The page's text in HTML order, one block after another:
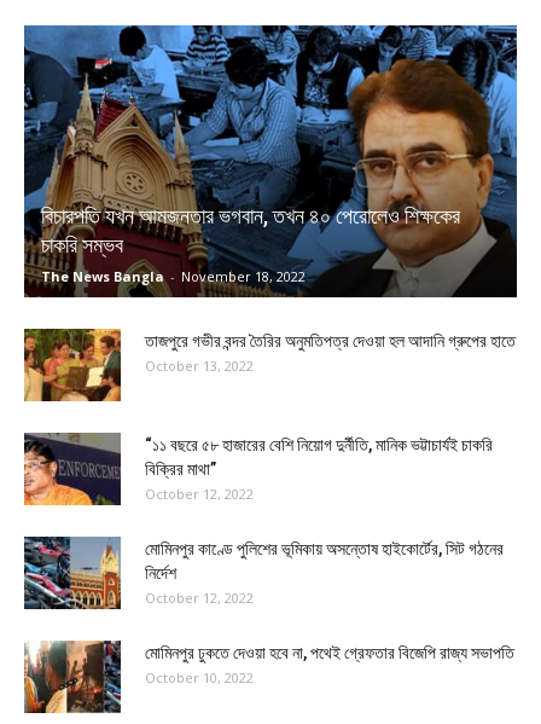
বিচারপতি যখন আমজনতার ভগবান, তখন ৪০ পেরোলেও শিক্ষকের
চাকরি সম্ভব
The News Bangla - November 18, 2022
তাজপুরে গভীর বন্দর তৈরির অনুমতিপত্র দেওয়া হল আদানি গ্রুপের হাতে
October 13, 2022
“১১ বছরে ৫৮ হাজারের বেশি নিয়োগ দুর্নীতি, মানিক ভট্টাচার্যই চাকরি
বিক্রির মাথা”
October 12, 2022
মোমিনপুর কাণ্ডে পুলিশের ভূমিকায় অসন্তোষ হাইকোর্টের, সিট গঠনের
নির্দেশ
October 12, 2022
মোমিনপুর ঢুকতে দেওয়া হবে না, পথেই গ্রেফতার বিজেপি রাজ্য সভাপতি
October 10, 2022